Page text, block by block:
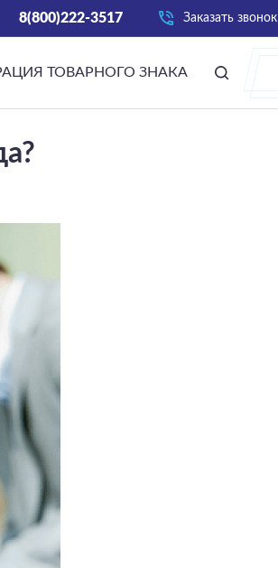
8(800)222-3517 Заказать звонок
ТОВАРНОГО ЗНАКА